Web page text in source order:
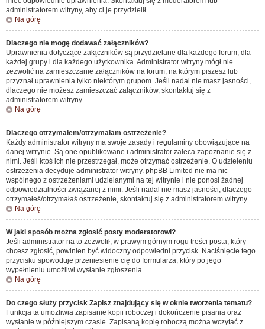
administratorem witryny, aby ci je przydzielił.
Na górę
Dlaczego nie mogę dodawać załączników?
Uprawnienia dotyczące załączników są przydzielane dla każdego forum, dla
każdej grupy i dla każdego użytkownika. Administrator witryny mógł nie
zezwolić na zamieszczanie załączników na forum, na którym piszesz lub
przyznał uprawnienia tylko niektórym grupom. Jeśli nadal nie masz jasności,
dlaczego nie możesz zamieszczać załączników, skontaktuj się z
administratorem witryny.
Na górę
Dlaczego otrzymałem/otrzymałam ostrzeżenie?
Każdy administrator witryny ma swoje zasady i regulaminy obowiązujące na
danej witrynie. Są one opublikowane i administrator zaleca zapoznanie się z
nimi. Jeśli ktoś ich nie przestrzegał, może otrzymać ostrzeżenie. O udzieleniu
ostrzeżenia decyduje administrator witryny. phpBB Limited nie ma nic
wspólnego z ostrzeżeniami udzielanymi na tej witrynie i nie ponosi żadnej
odpowiedzialności związanej z nimi. Jeśli nadal nie masz jasności, dlaczego
otrzymałeś/otrzymałaś ostrzeżenie, skontaktuj się z administratorem witryny.
Na górę
W jaki sposób można zgłosić posty moderatorowi?
Jeśli administrator na to zezwolił, w prawym górnym rogu treści posta, który
chcesz zgłosić, powinien być widoczny odpowiedni przycisk. Naciśnięcie tego
przycisku spowoduje przeniesienie cię do formularza, który po jego
wypełnieniu umożliwi wysłanie zgłoszenia.
Na górę
Do czego służy przycisk Zapisz znajdujący się w oknie tworzenia tematu?
Funkcja ta umożliwia zapisanie kopii roboczej i dokończenie pisania oraz
wysłanie w późniejszym czasie. Zapisaną kopię roboczą można wczytać z